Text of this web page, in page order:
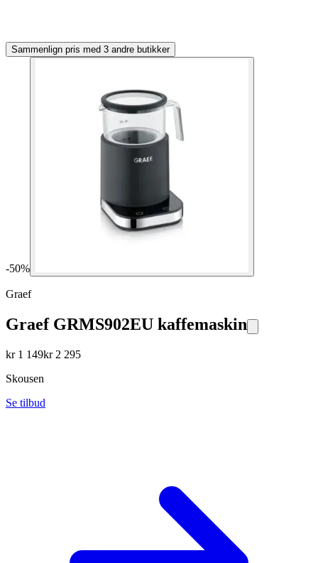
Sammenlign pris med 3 andre butikker
-50%
Graef
Graef GRMS902EU kaffemaskin
kr 1 149kr 2 295
Skousen
Se tilbud